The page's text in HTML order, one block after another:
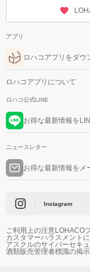
アプリ
ロハコアプリをダウ
ロハコアプリについて
ロハコ公式LINE
お得な最新情報を
ニュースレター
お得な最新情報をメ
Instagram
ご利用上の注意LOHACO
カスタマーハラスメント
アスクルのサイバーセキ
酒類販売管理者標識の掲示